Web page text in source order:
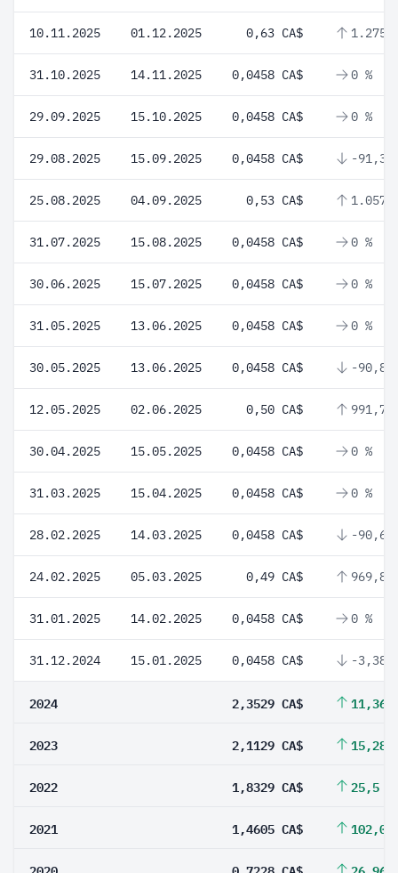
10.11.2025 01.12.2025 0,63 CA$
31.10.2025 14.11.2025 0,0458 CA$ 0 %
29.09.2025 15.10.2025 0,0458 CA$ 0 %
29.08.2025 15.09.2025 0,0458 CA$ -91,36
25.08.2025 04.09.2025 0,53 CA$
31.07.2025 15.08.2025 0,0458 CA$ 0 %
30.06.2025 15.07.2025 0,0458 CA$ 0 %
31.05.2025 13.06.2025 0,0458 CA$ 0 %
30.05.2025 13.06.2025 0,0458 CA$ -90,84
12.05.2025 02.06.2025 0,50 CA$ 991,7
30.04.2025 15.05.2025 0,0458 CA$ 0 %
31.03.2025 15.04.2025 0,0458 CA$ 0 %
28.02.2025 14.03.2025 0,0458 CA$ -90,65
24.02.2025 05.03.2025 0,49 CA$ 969,87
31.01.2025 14.02.2025 0,0458 CA$ 0 %
31.12.2024 15.01.2025 0,0458 CA$ -3,38
2024 2,3529 CA$ 11,36
2023 2,1129 CA$ 15,28
2022 1,8329 CA$ 25,5 %
2021 1,4605 CA$ 102,06